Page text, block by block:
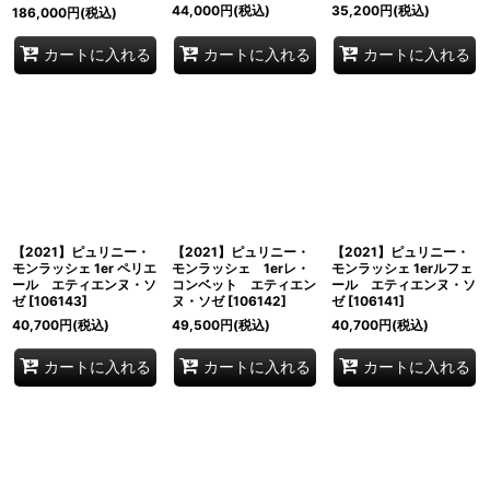
186,000円(税込)
カートに入れる
44,000円(税込)
カートに入れる
35,200円(税込)
カートに入れる
【2021】ピュリニー・
モンラッシェ 1er ペリエ
ール エティエンヌ・ソ
ゼ [106143]
40,700円(税込)
カートに入れる
【2021】ピュリニー・
モンラッシェ 1erレ・
コンベット エティエン
ヌ・ソゼ [106142]
49,500円(税込)
カートに入れる
【2021】ピュリニー・
モンラッシェ 1erルフェ
ール エティエンヌ・ソ
ゼ [106141]
40,700円(税込)
カートに入れる